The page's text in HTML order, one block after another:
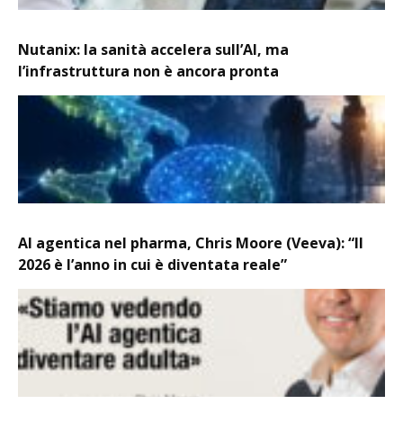
Nutanix: la sanità accelera sull’AI, ma
l’infrastruttura non è ancora pronta
AI agentica nel pharma, Chris Moore (Veeva): “Il
2026 è l’anno in cui è diventata reale”